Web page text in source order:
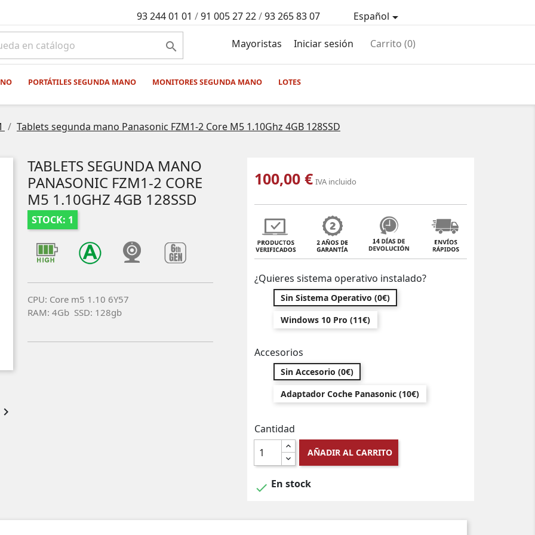
93 244 01 01 /91 005 27 22/93 265 83 07 Español
 Mayoristas Iniciar sesión Carrito (0)
PORTÁTILES SEGUNDA MANO MONITORES SEGUNDA MANO LOTES
Tablets segunda mano Panasonic FZM1-2 Core M5 1.10Ghz 4GB 128SSD
TABLETS SEGUNDA MANO
PANASONIC FZM1-2 CORE
M5 1.10GHZ 4GB 128SSD
STOCK: 1
CPU: Core m5 1.10 6Y57
RAM: 4Gb SSD: 128gb
100,00 € IVA incluido
¿Quieres sistema operativo instalado?
Sin Sistema Operativo (0€)
Windows 10 Pro (11€)
Accesorios
Sin Accesorio (0€)
Adaptador Coche Panasonic (10€)
Cantidad
AÑADIR AL CARRITO
 En stock